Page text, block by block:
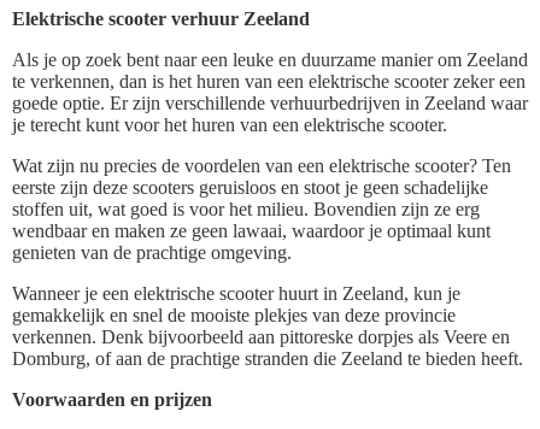
Elektrische scooter verhuur Zeeland
Als je op zoek bent naar een leuke en duurzame manier om Zeeland
te verkennen, dan is het huren van een elektrische scooter zeker een
goede optie. Er zijn verschillende verhuurbedrijven in Zeeland waar
je terecht kunt voor het huren van een elektrische scooter.
Wat zijn nu precies de voordelen van een elektrische scooter? Ten
eerste zijn deze scooters geruisloos en stoot je geen schadelijke
stoffen uit, wat goed is voor het milieu. Bovendien zijn ze erg
wendbaar en maken ze geen lawaai, waardoor je optimaal kunt
genieten van de prachtige omgeving.
Wanneer je een elektrische scooter huurt in Zeeland, kun je
gemakkelijk en snel de mooiste plekjes van deze provincie
verkennen. Denk bijvoorbeeld aan pittoreske dorpjes als Veere en
Domburg, of aan de prachtige stranden die Zeeland te bieden heeft.
Voorwaarden en prijzen